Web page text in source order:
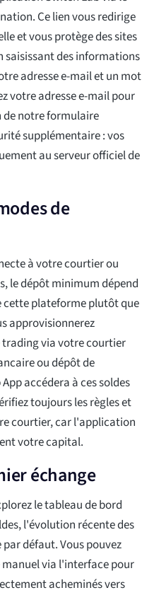
Ce lien vous redirige
et vous protège des sites
saisissant des informations
adresse e-mail et un mot
votre adresse e-mail pour
notre formulaire
supplémentaire : vos
au serveur officiel de
de
à votre courtier ou
le dépôt minimum dépend
cette plateforme plutôt que
approvisionnerez
via votre courtier
ou dépôt de
accédera à ces soldes
toujours les règles et
courtier, car l'application
votre capital.
échange
le tableau de bord
l'évolution récente des
défaut. Vous pouvez
via l'interface pour
acheminés vers